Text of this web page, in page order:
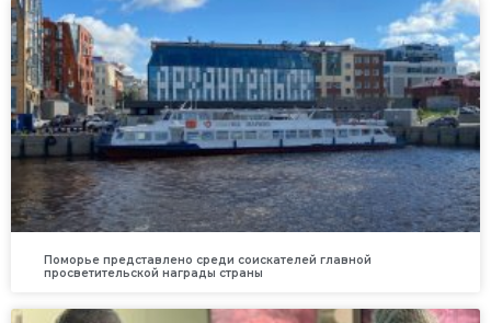
Поморье представлено среди соискателей главной
просветительской награды страны